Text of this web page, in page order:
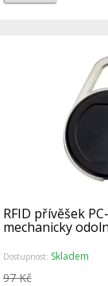
RFID přívěšek
mechanicky
Dostupnost: Skladem
97 Kč